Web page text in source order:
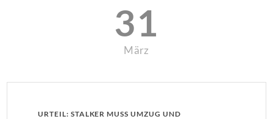
31
März
URTEIL: STALKER MUSS UMZUG UND